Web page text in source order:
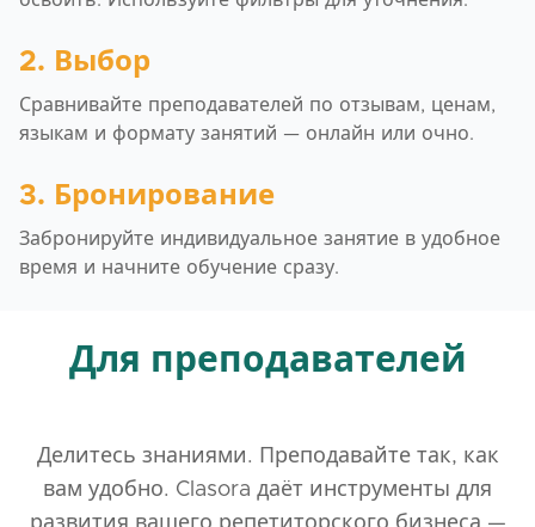
2. Выбор
Сравнивайте преподавателей по отзывам, ценам,
языкам и формату занятий — онлайн или очно.
3. Бронирование
Забронируйте индивидуальное занятие в удобное
время и начните обучение сразу.
Для преподавателей
Делитесь знаниями. Преподавайте так, как
вам удобно. Clasora даёт инструменты для